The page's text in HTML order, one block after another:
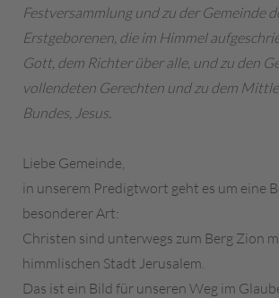
Festversammlung und zu der Gemeinde
Erstgeborenen, die im Himmel
Gott, dem Richter über alle, und zu den
vollendeten Gerechten und zu dem
Bundes, Jesus.
Liebe Gemeinde,
in unserem Predigtwort geht es um eine
besonderer Art:
Christen sind unterwegs zum Berg Zion
himmlischen Stadt Jerusalem.
Das ist ein Bild für unseren Weg im